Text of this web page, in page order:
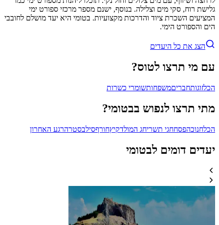
גלישת רוח, סקי מים וצלילה. בנוסף, ישנם מספר מרכזי ספורט ימי
המציעים השכרת ציוד והדרכות מקצועיות. בטומי היא יעד מושלם לחובבי
הים והספורט הימי.
הצג את כל היעדים
עם מי תרצו לטוס?
הכלזוגותחבריםמשפחותשומרי כשרות
מתי תרצו לנפוש בבטומי?
הכלחנוכהפסחחגי תשריחג המולדקיץחורףסילבסטרהרגע האחרון
יעדים דומים לבטומי